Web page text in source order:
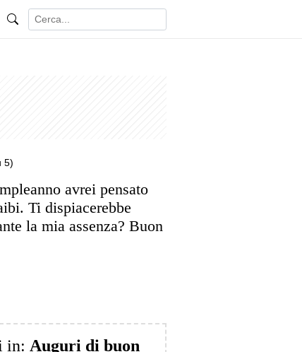
5)
avrei pensato
Ti dispiacerebbe
la mia assenza? Buon
in: Auguri di buon